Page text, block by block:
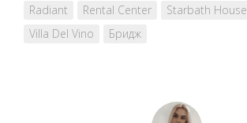
Radiant
Rental Center
Starbath House
Villa Del Vino
Бридж